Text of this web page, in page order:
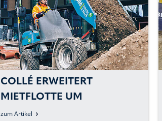
COLLÉ ERWEITERT
MIETFLOTTE UM
ELEKTRISCHE RAD-DUMPER
zum Artikel